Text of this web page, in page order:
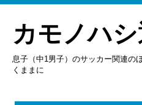
カモノハ
息子（中1男子）のサッカー関連の
くままに